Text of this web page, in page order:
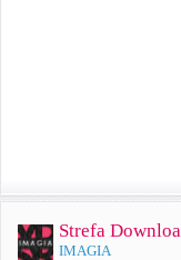
Strefa
IMAGIA